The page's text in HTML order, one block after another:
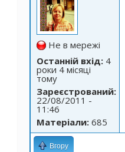
Не в мережі
Останній вхід: 4
роки 4 місяці
тому
Зареєстрований:
22/08/2011 -
11:46
Матеріали: 685
Вгору